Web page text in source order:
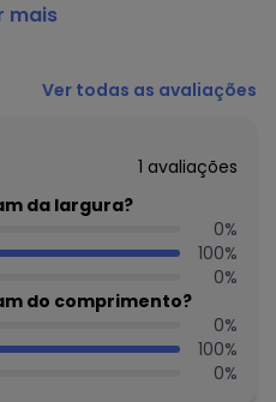
e Legging para Bebê Azul
LTDA / CNPJ
produto: CALCA:
40ºC LAVAR COM CORES
TEMPERATURA DE EXAUSTÃO
mais
Ver todas as avaliações
1 avaliações
da largura?
0%
100%
0%
do comprimento?
0%
100%
0%